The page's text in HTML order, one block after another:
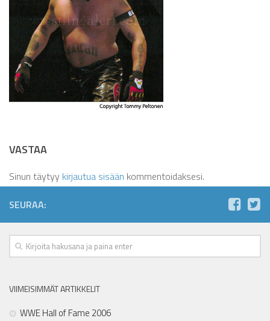
VASTAA
Sinun täytyy kirjautua sisään kommentoidaksesi.
SEURAA:
VIIMEISIMMÄT ARTIKKELIT
WWE Hall of Fame 2006